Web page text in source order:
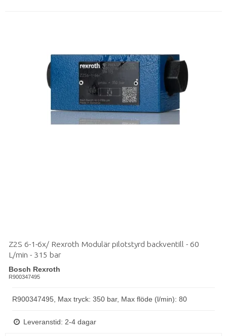
Z2S 6-1-6x/ Rexroth Modulär pilotstyrd backventill - 60
L/min - 315 bar
Bosch Rexroth
R900347495
R900347495, Max tryck: 350 bar, Max flöde (l/min): 80
Leveranstid: 2-4 dagar